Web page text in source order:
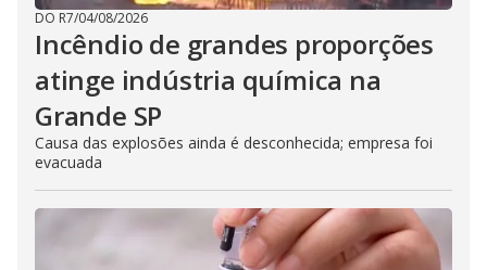
DO R7/04/08/2026
Incêndio de grandes proporções
atinge indústria química na
Grande SP
Causa das explosões ainda é desconhecida; empresa foi
evacuada